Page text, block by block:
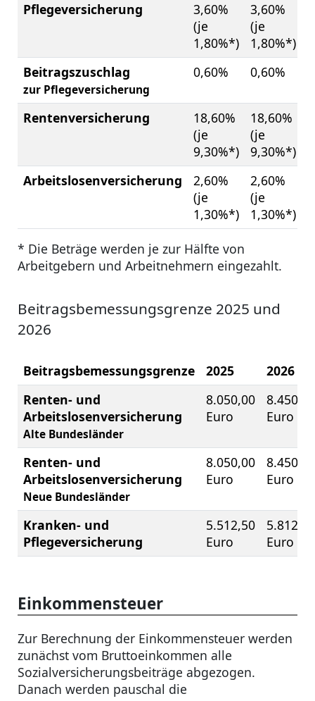
Pflegeversicherung
3,60%
(je
1,80%*)
3,60%
(je
1,80%*)
Beitragszuschlag
zur Pflegeversicherung
0,60% 0,60%
Rentenversicherung
18,60%
(je
9,30%*)
18,60%
(je
9,30%*)
Arbeitslosenversicherung
2,60%
(je
1,30%*)
2,60%
(je
1,30%*)
* Die Beträge werden je zur Hälfte von
Arbeitgebern und Arbeitnehmern eingezahlt.
Beitragsbemessungsgrenze 2025 und
2026
Beitragsbemessungsgrenze 2025
2026
Renten- und
Arbeitslosenversicherung
Alte Bundesländer
8.050,00
Euro
8.450,00
Euro
Renten- und
Arbeitslosenversicherung
Neue Bundesländer
8.050,00
Euro
8.450,00
Euro
Kranken- und
Pflegeversicherung
5.512,50
Euro
5.812,50
Euro
Einkommensteuer
Zur Berechnung der Einkommensteuer werden
zunächst vom Bruttoeinkommen alle
Sozialversicherungsbeiträge abgezogen.
Danach werden pauschal die